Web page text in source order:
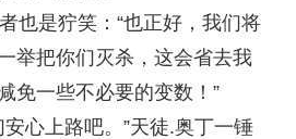
也是狞笑：“也正好，我们将
举把你们灭杀，这会省去我
免一些不必要的变数！”
心上路吧。”天徒.奥丁一锤